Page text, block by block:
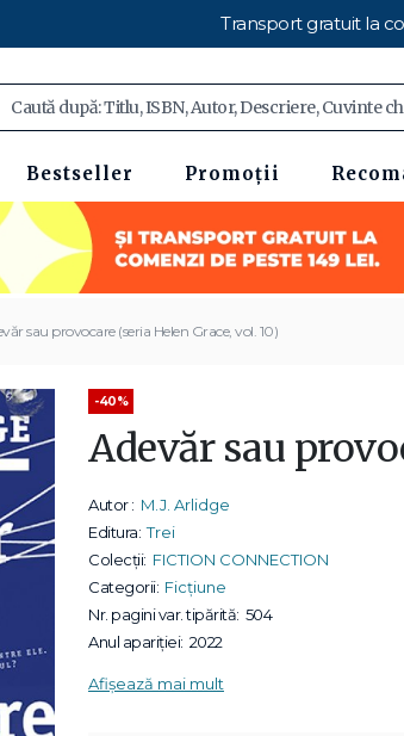
Transport gratuit la
Bestseller Promoții
sau provocare (seria Helen Grace, vol. 10)
-40%
Adevăr sau
Autor : M.J. Arlidge
Editura: Trei
Colecții: FICTION CONNECTION
Categorii: Ficțiune
Nr. pagini var. tipărită: 504
Anul apariției: 2022
Afișează mai mult